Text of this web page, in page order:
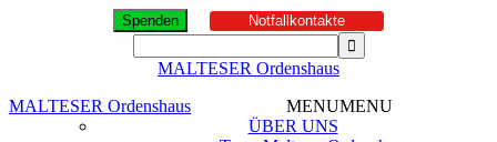
Spenden Notfallkontakte
MALTESER Ordenshaus
MALTESER Ordenshaus
MENUMENU
ÜBER UNS